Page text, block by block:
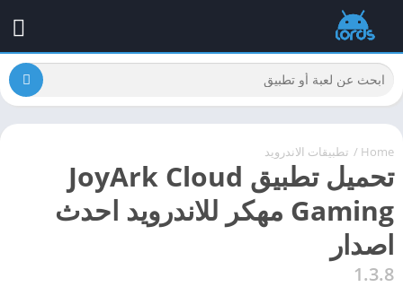
Home
/ تطبيقات الاندرويد
تحميل تطبيق JoyArk Cloud
Gaming مهكر للاندرويد احدث
اصدار
1.3.8